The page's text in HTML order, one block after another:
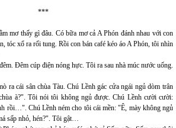
***
mơ thấy gì đâu. Có bữa mơ cả A Phón đánh nhau với con
tóc xổ ra rối tung. Rồi con bán café kéo áo A Phón, tôi nhìn
Đêm cúp điện nóng hực. Tôi ra sau nhà múc nước uống.
ra cái sân chùa Tàu. Chú Lềnh gác cửa ngái ngủ dòm trân
à?". Tôi nói tôi không ngủ được. Chú Lềnh cười cười:
rồi…". Chú Lềnh ném cho tôi cái mền: "Ê, mày không ngủ
sấp nhỏ, hén?". Tôi gật…